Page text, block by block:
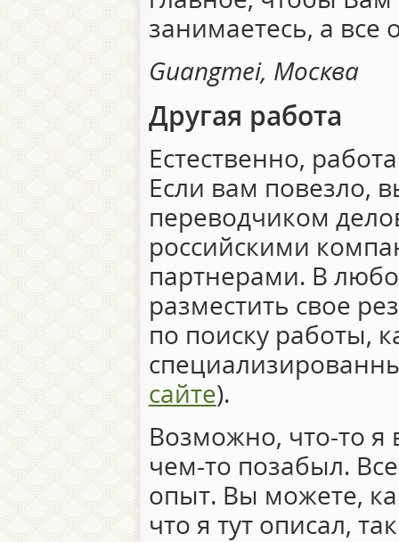
занимаетесь, а все
Guangmei, Москва
Другая работа
Естественно,
Если вам повезло,
переводчиком
российскими
партнерами. В
разместить свое
по поиску работы,
сайте).
Возможно, что-то я
чем-то позабыл.
опыт. Вы можете,
что я тут описал,